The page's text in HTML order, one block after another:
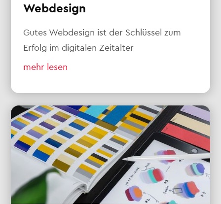
Webdesign
Gutes Webdesign ist der Schlüssel zum
Erfolg im digitalen Zeitalter
mehr lesen